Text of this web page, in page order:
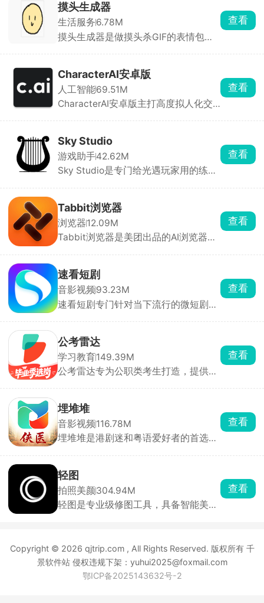
摸头生成器
生活服务6.78M
摸头生成器是做摸头杀GIF的表情包制
头，还有眨眼、吐舌、捏脸等动图模
板，做好的图能存成GIF，一键分享到
微信QQ。
查看
CharacterAI安卓版
人工智能69.51M
CharacterAI安卓版主打高度拟人化交
实时对话，它们能听懂你的语音、记住
你的喜好，聊起来像老朋友一样自然。
平台也支持用户自定义角色，打造你的
专属智能体。
查看
Sky Studio
游戏助手42.62M
Sky Studio是专门给光遇玩家用的练琴
保存。界面简洁操作直观，不管是新手
跟练还是大佬编曲都适用，是光遇弹琴
玩家必备的辅助工具，能大幅提升练琴
效率和编曲体验。
查看
Tabbit浏览器
浏览器12.09M
Tabbit浏览器是美团出品的AI浏览器，
据、填表单、做报表等复杂任务。适合
重度查资料、写文案、做数据的人，换
浏览器成本极低。
查看
速看短剧
音影视频93.23M
速看短剧专门针对当下流行的微短剧市
片化时间就能快速看完一整部短剧。官
方宣传是正版资源，数量非常大，完全
不存在剧荒。
查看
公考雷达
学习教育149.39M
公考雷达专为公职类考生打造，提供及
政府和官网，真实可靠。实时捕捉和发
布全国公考资讯，通过订阅提醒服务，
及时推荐专属好职位。智能职位匹配功
能根据个人简历高效匹配适合的好职
态，包括报名人数、分数线查询等，帮
助用户理性择优选岗。
查看
埋堆堆
音影视频116.78M
埋堆堆是港剧迷和粤语爱好者的首选应
面。提供全粤语直播频道，包括翡翠台
综艺、新闻直播等，同步更新TVB最新
节目。拥有全网海量正版独播粤语剧
集，新剧老剧一网打尽。会员可享受热
查看
轻图
拍照美颜304.94M
轻图是专业级修图工具，具备智能美
让照片风格瞬间提升，还能保留照片原
有的细节和质感。除了滤镜外，还提供
全网流行的美妆调色，用户可以一键应
用，轻松修出红人同款效果。还能记录
查看
Copyright © 2026 qjtrip.com , All Rights Reserved. 版权所有 千
景软件站 侵权违规下架：yuhui2025@foxmail.com
鄂ICP备2025143632号-2